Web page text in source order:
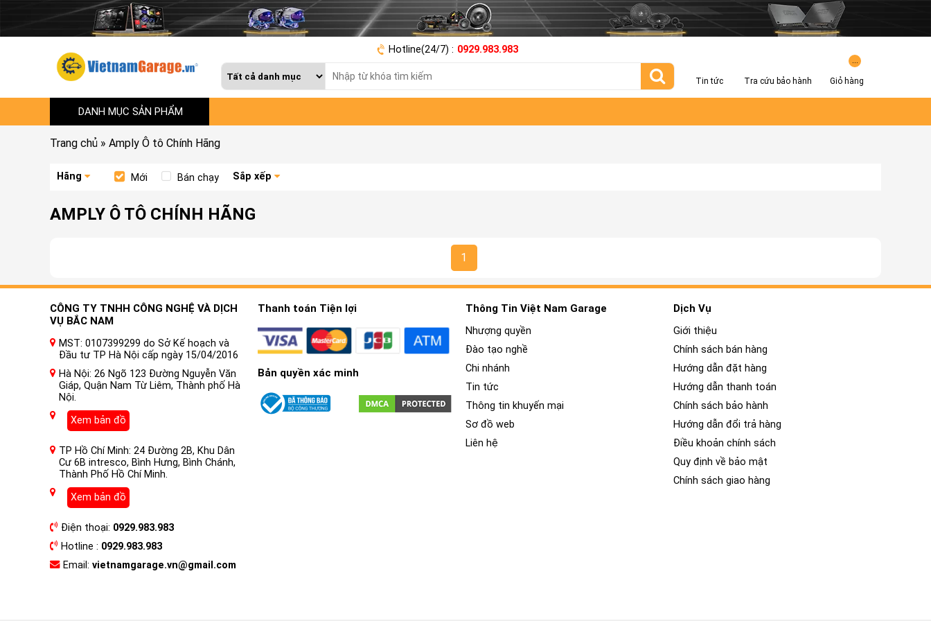
Hotline(24/7) : 0929.983.983
Tin tức Tra cứu bảo hành Giỏ hàng
DANH MỤC SẢN PHẨM
Trang chủ » Amply Ô tô Chính Hãng
Hãng Mới Bán chạy Sắp xếp
AMPLY Ô TÔ CHÍNH HÃNG
1
CÔNG TY TNHH CÔNG NGHỆ VÀ DỊCH
VỤ BẮC NAM
MST: 0107399299 do Sở Kế hoạch và
Đầu tư TP Hà Nội cấp ngày 15/04/2016
Hà Nội: 26 Ngõ 123 Đường Nguyễn Văn
Giáp, Quận Nam Từ Liêm, Thành phố Hà
Nội.
Xem bản đồ
TP Hồ Chí Minh: 24 Đường 2B, Khu Dân
Cư 6B intresco, Bình Hưng, Bình Chánh,
Thành Phố Hồ Chí Minh.
Xem bản đồ
Điện thoại: 0929.983.983
Hotline : 0929.983.983
Email: vietnamgarage.vn@gmail.com
Thanh toán Tiện lợi
Bản quyền xác minh
Thông Tin Việt Nam Garage
Nhượng quyền
Đào tạo nghề
Chi nhánh
Tin tức
Thông tin khuyến mại
Sơ đồ web
Liên hệ
Dịch Vụ
Giới thiệu
Chính sách bán hàng
Hướng dẫn đặt hàng
Hướng dẫn thanh toán
Chính sách bảo hành
Hướng dẫn đổi trả hàng
Điều khoản chính sách
Quy định về bảo mật
Chính sách giao hàng